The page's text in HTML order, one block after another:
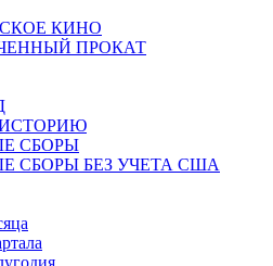
КИНО
ПРОКАТ
СБОРЫ
СБОРЫ БЕЗ УЧЕТА США